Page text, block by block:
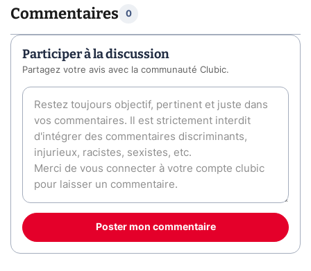
Commentaires 0
Participer à la discussion
Partagez votre avis avec la communauté Clubic.
Poster mon commentaire